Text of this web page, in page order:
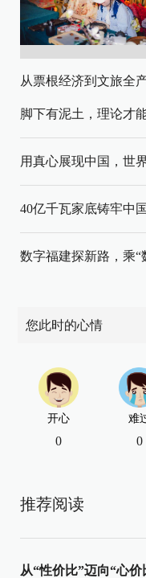
脚下有泥土，理论才
用真心展现中国，世
40亿千瓦家底铸牢中
数字福建探新路，乘“
您此时的心情
开心
0
难
0
推荐阅读
从“性价比”迈向“心